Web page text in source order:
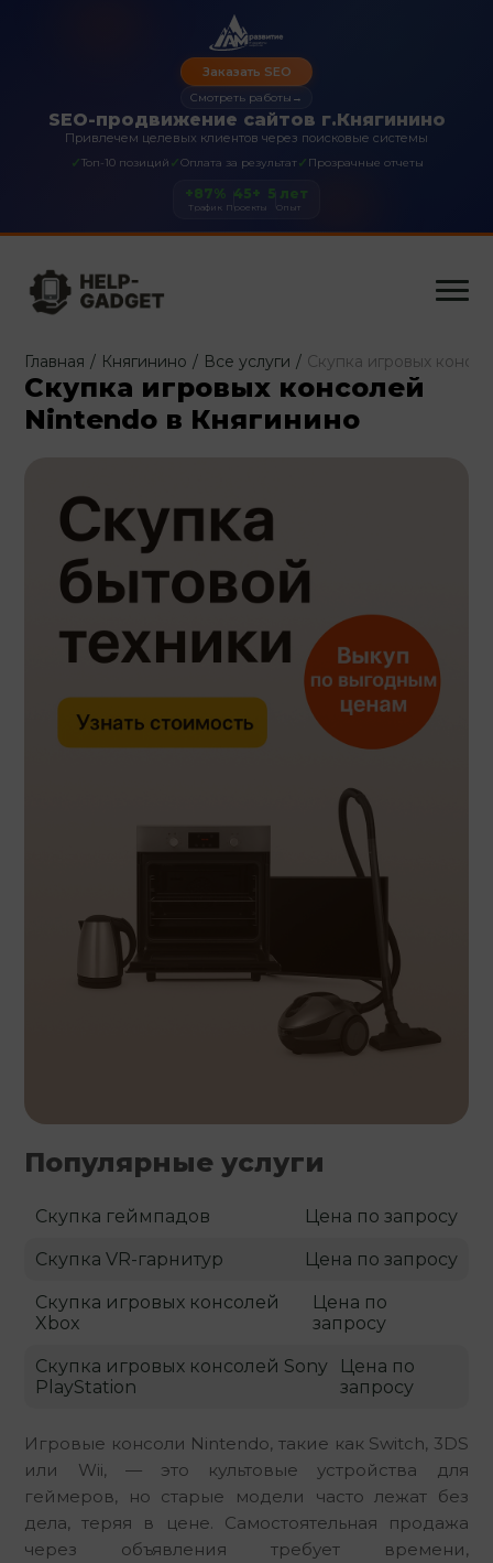
SEO-продвижение сайтов г.Княгинино
Привлечем целевых клиентов через поисковые системы
✓Топ-10 позиций ✓Оплата за результат✓ Прозрачные отчеты
Заказать SEO
Смотреть работы →
+87%
Трафик
45+
Проекты
5 лет
Опыт
Главная / Княгинино / Все услуги / Скупка игровых
Скупка игровых консолей
Nintendo в Княгинино
Игровые консоли Nintendo, такие как Switch, 3DS
или Wii, — это культовые устройства для
геймеров, но старые модели часто лежат без
дела, теряя в цене. Самостоятельная продажа
через объявления требует времени,
Популярные услуги
Скупка геймпадов Цена по запросу
Скупка VR-гарнитур Цена по запросу
Скупка игровых консолей
Xbox
Цена по
запросу
Скупка игровых консолей Sony
PlayStation
Цена по
запросу